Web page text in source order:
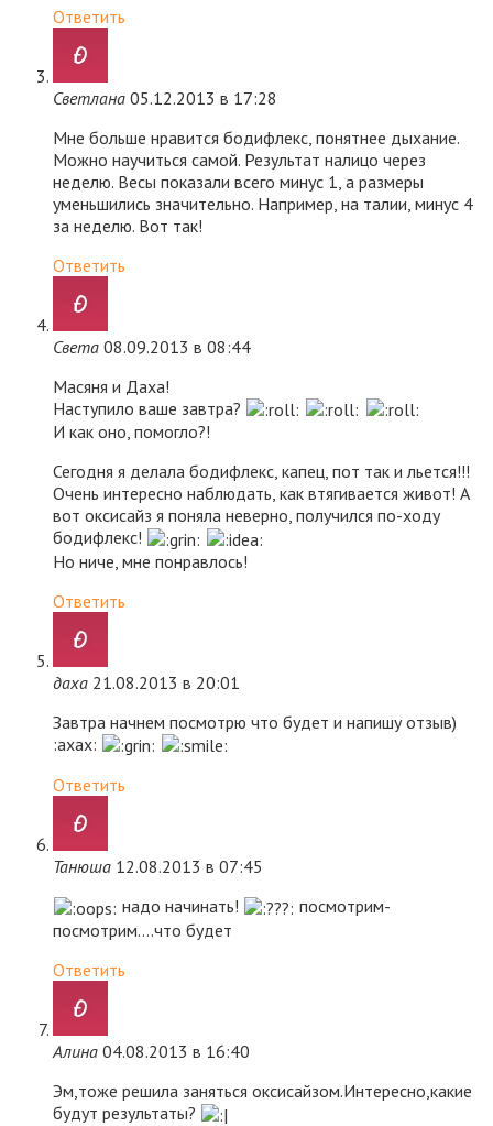
Ответить
Светлана 05.12.2013 в 17:28
Мне больше нравится бодифлекс, понятнее дыхание.
Можно научиться самой. Результат налицо через
неделю. Весы показали всего минус 1, а размеры
уменьшились значительно. Например, на талии, минус 4
за неделю. Вот так!
Ответить
Света 08.09.2013 в 08:44
Масяня и Даха!
Наступило ваше завтра?
И как оно, помогло?!
Сегодня я делала бодифлекс, капец, пот так и льется!!!
Очень интересно наблюдать, как втягивается живот! А
вот оксисайз я поняла неверно, получился по-ходу
бодифлекс!
Но ниче, мне понравлось!
Ответить
даха 21.08.2013 в 20:01
Завтра начнем посмотрю что будет и напишу отзыв)
:axax:
Ответить
Танюша 12.08.2013 в 07:45
надо начинать!
посмотрим-
посмотрим….что будет
Ответить
Алина 04.08.2013 в 16:40
Эм,тоже решила заняться оксисайзом.Интересно,какие
будут результаты?